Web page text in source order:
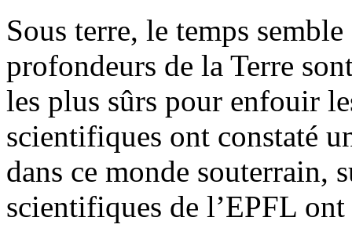
Sous terre, le temps
profondeurs de la Terre
les plus sûrs pour enfouir
scientifiques ont constaté
dans ce monde souterrain,
scientifiques de l’EPFL